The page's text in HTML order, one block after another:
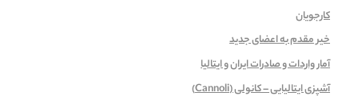
کارجویان
خیر مقدم به اعضای جدید
آمار واردات و صادرات ایران و ایتالیا
آشپزی ایتالیایی – کانولی (Cannoli)